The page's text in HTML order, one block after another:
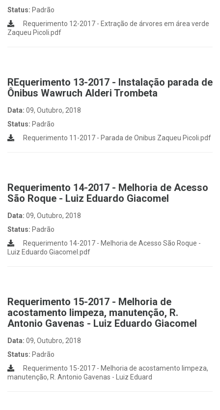
Status: Padrão
Requerimento 12-2017 - Extração de árvores em área verde
Zaqueu Picoli.pdf
REquerimento 13-2017 - Instalação parada de
Ônibus Wawruch Alderi Trombeta
Data: 09, Outubro, 2018
Status: Padrão
Requerimento 11-2017 - Parada de Onibus Zaqueu Picoli.pdf
Requerimento 14-2017 - Melhoria de Acesso
São Roque - Luiz Eduardo Giacomel
Data: 09, Outubro, 2018
Status: Padrão
Requerimento 14-2017 - Melhoria de Acesso São Roque -
Luiz Eduardo Giacomel.pdf
Requerimento 15-2017 - Melhoria de
acostamento limpeza, manutenção, R.
Antonio Gavenas - Luiz Eduardo Giacomel
Data: 09, Outubro, 2018
Status: Padrão
Requerimento 15-2017 - Melhoria de acostamento limpeza,
manutenção, R. Antonio Gavenas - Luiz Eduard